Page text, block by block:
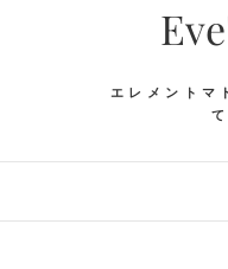
エレメントマ